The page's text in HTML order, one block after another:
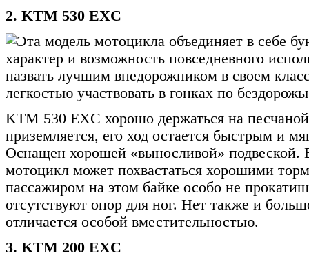
2. KTM 530 EXC
Эта модель мотоцикла объединяет в себе
характер и возможность повседневного
назвать лучшим внедорожником в своем
легкостью участвовать в гонках по
KTM 530 EXC хорошо держаться на
приземляется, его ход остается быстрым и
Оснащен хорошей «выносливой» подвеской.
мотоцикл может похвастаться хорошими
пассажиром на этом байке особо не
отсутствуют опор для ног. Нет также и
отличается особой вместительностью.
3. KTM 200 EXC